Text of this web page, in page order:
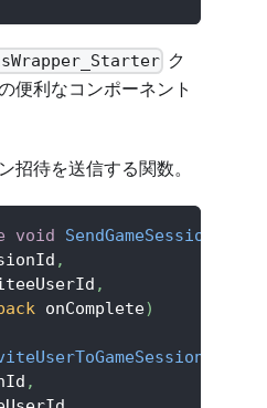
ク
便利なコンポーネント
招待を送信する関数。
void
,
,
onComplete)
,